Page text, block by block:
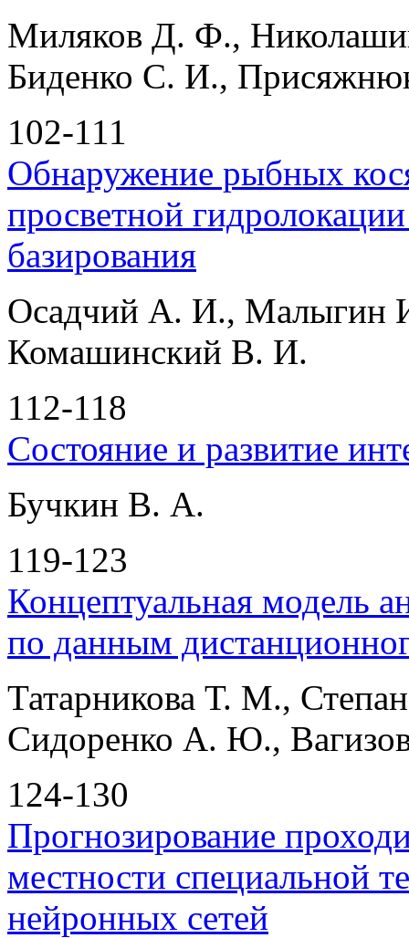
Миляков Д. Ф.,
Биденко С. И.,
102-111
Обнаружение рыбных
просветной
базирования
Осадчий А. И., Малыгин
Комашинский В. И.
112-118
Состояние и развитие
Бучкин В. А.
119-123
Концептуальная модель
по данным
Татарникова Т. М.,
Сидоренко А. Ю.,
124-130
Прогнозирование
местности специальной
нейронных сетей